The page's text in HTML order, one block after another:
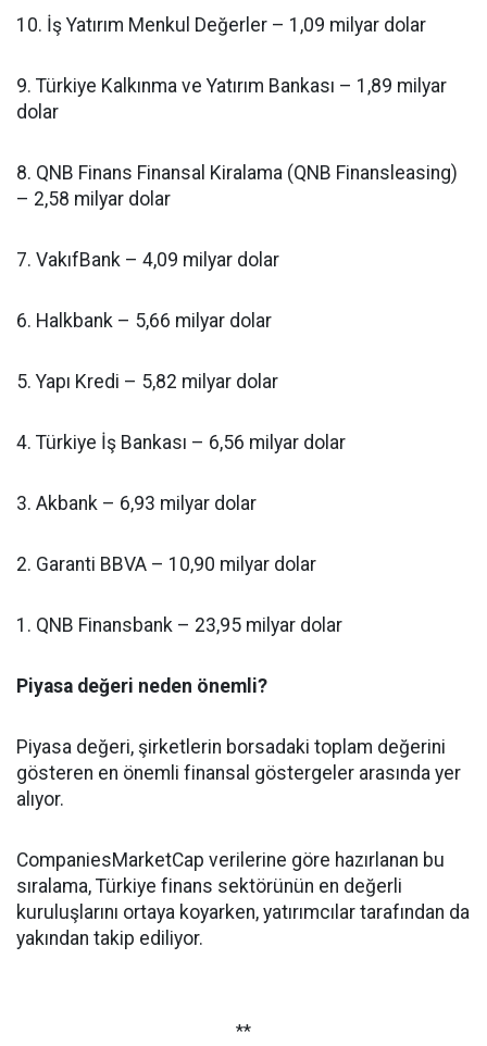
10. İş Yatırım Menkul Değerler – 1,09 milyar dolar
9. Türkiye Kalkınma ve Yatırım Bankası – 1,89 milyar
dolar
8. QNB Finans Finansal Kiralama (QNB Finansleasing)
– 2,58 milyar dolar
7. VakıfBank – 4,09 milyar dolar
6. Halkbank – 5,66 milyar dolar
5. Yapı Kredi – 5,82 milyar dolar
4. Türkiye İş Bankası – 6,56 milyar dolar
3. Akbank – 6,93 milyar dolar
2. Garanti BBVA – 10,90 milyar dolar
1. QNB Finansbank – 23,95 milyar dolar
Piyasa değeri neden önemli?
Piyasa değeri, şirketlerin borsadaki toplam değerini
gösteren en önemli finansal göstergeler arasında yer
alıyor.
CompaniesMarketCap verilerine göre hazırlanan bu
sıralama, Türkiye finans sektörünün en değerli
kuruluşlarını ortaya koyarken, yatırımcılar tarafından da
yakından takip ediliyor.
**